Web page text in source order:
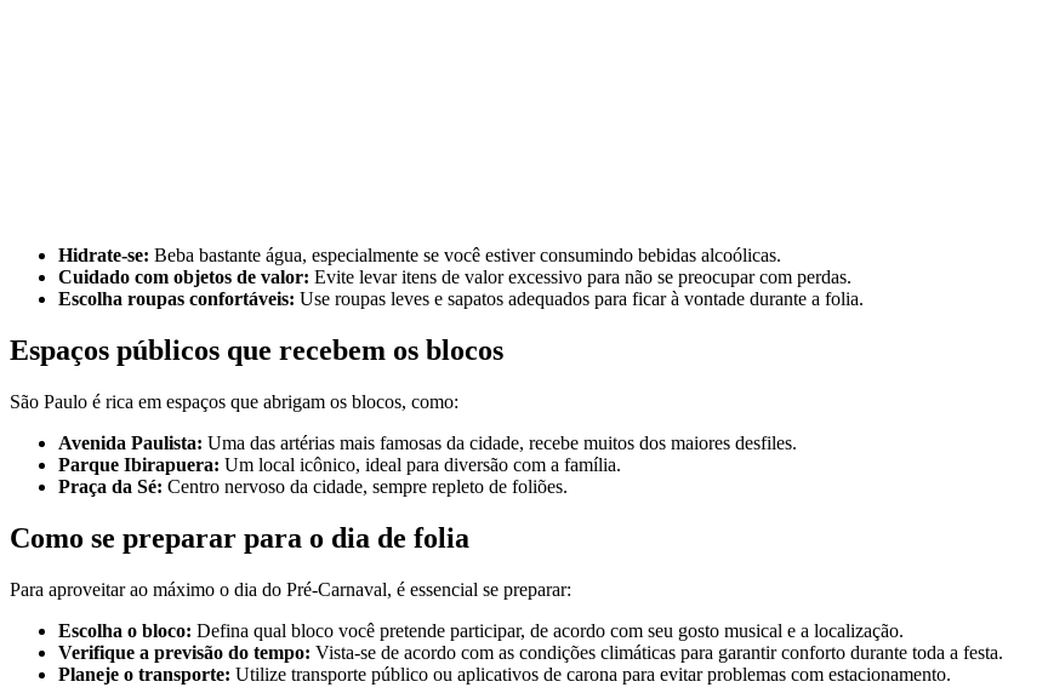
Hidrate-se: Beba bastante água, especialmente se você estiver consumindo bebidas alcoólicas.
Cuidado com objetos de valor: Evite levar itens de valor excessivo para não se preocupar com perdas.
Escolha roupas confortáveis: Use roupas leves e sapatos adequados para ficar à vontade durante a folia.
Espaços públicos que recebem os blocos
São Paulo é rica em espaços que abrigam os blocos, como:
Avenida Paulista: Uma das artérias mais famosas da cidade, recebe muitos dos maiores desfiles.
Parque Ibirapuera: Um local icônico, ideal para diversão com a família.
Praça da Sé: Centro nervoso da cidade, sempre repleto de foliões.
Como se preparar para o dia de folia
Para aproveitar ao máximo o dia do Pré-Carnaval, é essencial se preparar:
Escolha o bloco: Defina qual bloco você pretende participar, de acordo com seu gosto musical e a localização.
Verifique a previsão do tempo: Vista-se de acordo com as condições climáticas para garantir conforto durante toda a festa.
Planeje o transporte: Utilize transporte público ou aplicativos de carona para evitar problemas com estacionamento.